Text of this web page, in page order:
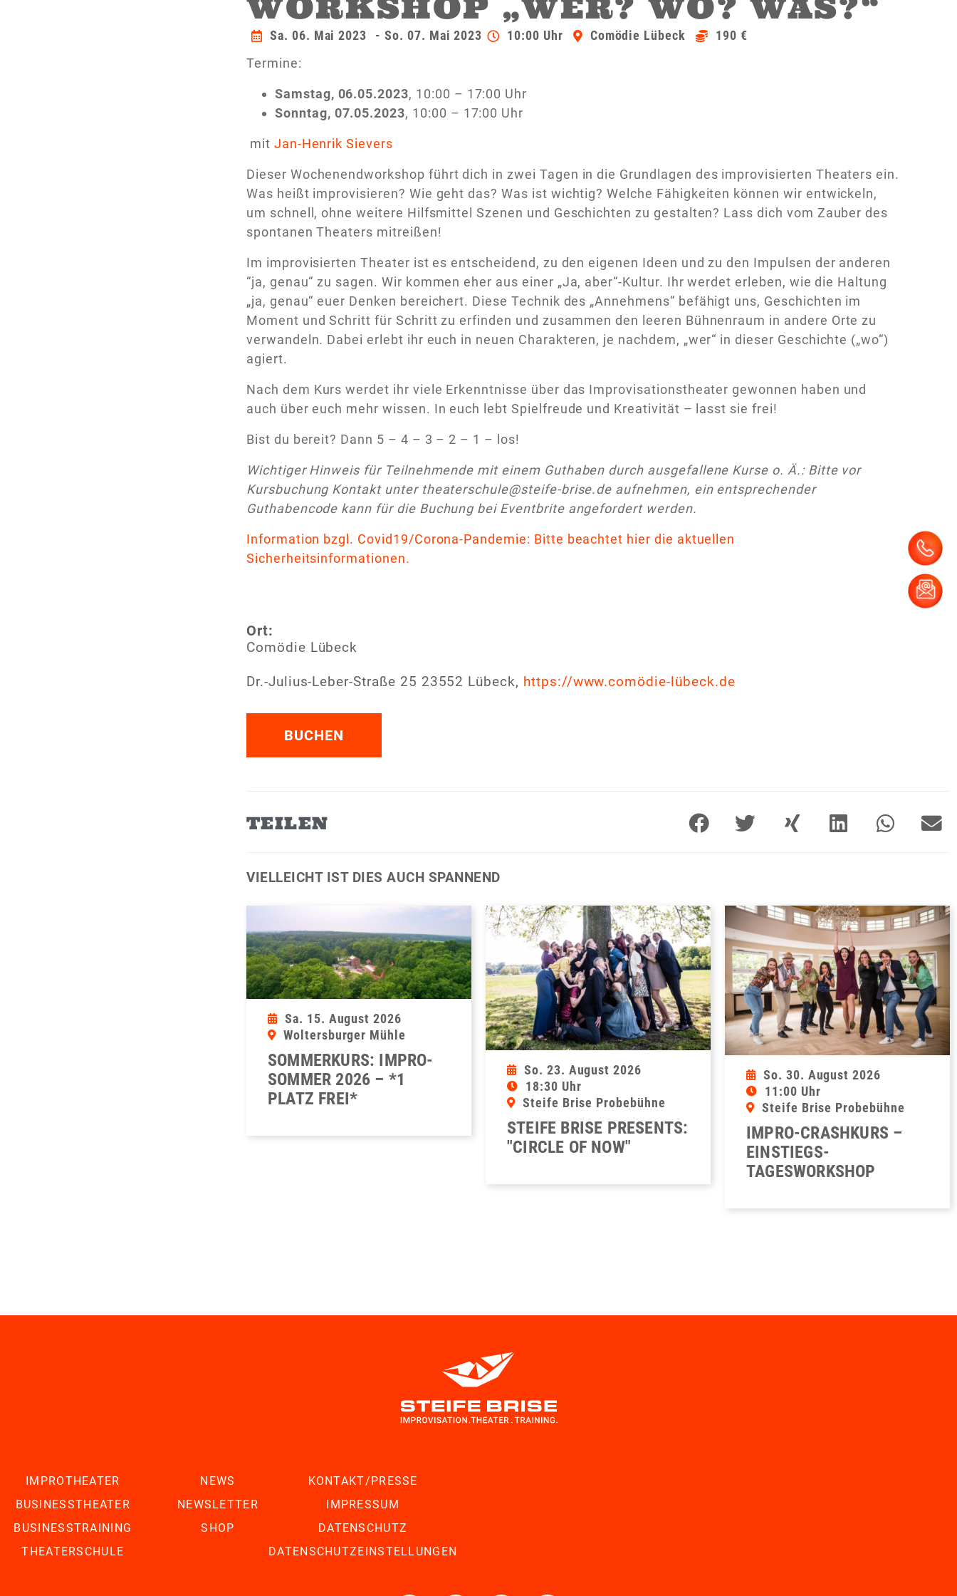
Sa. 06. Mai 2023 - So. 07. Mai 2023 10:00 Uhr Comödie Lübeck
190 €
Termine:
Samstag, 06.05.2023, 10:00 – 17:00 Uhr
Sonntag, 07.05.2023, 10:00 – 17:00 Uhr
mit Jan-Henrik Sievers
Dieser Wochenendworkshop führt dich in zwei Tagen in die Grundlagen des improvisierten Theaters ein.
Was heißt improvisieren? Wie geht das? Was ist wichtig?Welche Fähigkeiten können wir entwickeln,
um schnell, ohne weitere Hilfsmittel Szenen und Geschichten zu gestalten? Lass dich vom Zauber des
spontanen Theaters mitreißen!
Im improvisierten Theater ist es entscheidend, zu den eigenen Ideen und zu den Impulsen der anderen
“ja, genau“ zu sagen. Wir kommen eher aus einer „Ja, aber“-Kultur. Ihr werdet erleben, wie die Haltung
„ja, genau“ euer Denken bereichert. Diese Technik des „Annehmens“ befähigt uns, Geschichten im
Moment und Schritt für Schritt zu erfinden und zusammen den leeren Bühnenraum in andere Orte zu
verwandeln. Dabei erlebt ihr euch in neuen Charakteren, je nachdem, „wer“ in dieser Geschichte („wo“)
agiert.
Nach dem Kurs werdet ihr viele Erkenntnisse über das Improvisationstheater gewonnen haben und
auch über euch mehr wissen. In euch lebt Spielfreude und Kreativität – lasst sie frei!
Bist du bereit? Dann 5 – 4 – 3 – 2 – 1 – los!
Wichtiger Hinweis für Teilnehmende mit einem Guthaben durch ausgefallene Kurse o. Ä.: Bitte vor
Kursbuchung Kontakt unter theaterschule@steife-brise.de aufnehmen, ein entsprechender
Guthabencode kann für die Buchung bei Eventbrite angefordert werden.
Information bzgl. Covid19/Corona-Pandemie: Bitte beachtet hier die aktuellen
Sicherheitsinformationen.
Ort:
Comödie Lübeck
Dr.-Julius-Leber-Straße 25 23552 Lübeck, https://www.comödie-lübeck.de
BUCHEN
TEILEN
VIELLEICHT IST DIES AUCH SPANNEND
Sa. 15. August 2026
Woltersburger Mühle
SOMMERKURS: IMPRO-
SOMMER 2026 – *1
PLATZ FREI*
So. 23. August 2026
18:30 Uhr
Steife Brise Probebühne
STEIFE BRISE PRESENTS:
"CIRCLE OF NOW"
So. 30. August 2026
11:00 Uhr
Steife Brise Probebühne
IMPRO-CRASHKURS –
EINSTIEGS-
TAGESWORKSHOP
IMPROTHEATER
BUSINESSTHEATER
BUSINESSTRAINING
THEATERSCHULE
NEWS
NEWSLETTER
SHOP
KONTAKT/PRESSE
IMPRESSUM
DATENSCHUTZ
DATENSCHUTZEINSTELLUNGEN